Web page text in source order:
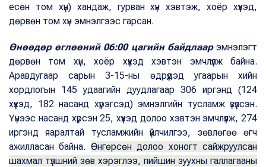
есөн том хүн) хандаж, гурван хүн хэвтэж, хоёр хүүхэд,
дөрвөн том хүн эмнэлгээс гарсан.
Өнөөдөр өглөөний 06:00 цагийн байдлаарэмнэлэгт
дөрвөн том хүн, хоёр хүүхэд хэвтэн эмчлүүлж байна.
Аравдугаар сарын 3-15-ны өдрүүдэд угаарын хийн
хордлогын 145 удаагийн дуудлагаар 306 иргэнд (124
хүүхэд, 182 насанд хүрэгсэд) эмнэлгийн тусламж үзүүлсэн.
Үүнээс насанд хүрсэн 25, хүүхэд долоо хэвтэн эмчлүүлж, 274
иргэнд яаралтай тусламжийн үйлчилгээ, зөвлөгөө өгч
ажилласан байна. Өнгөрсөн долоо хоногт сайжруулсан
шахмал түлшний зөв хэрэглээ, пийшин зуухны галлагааны